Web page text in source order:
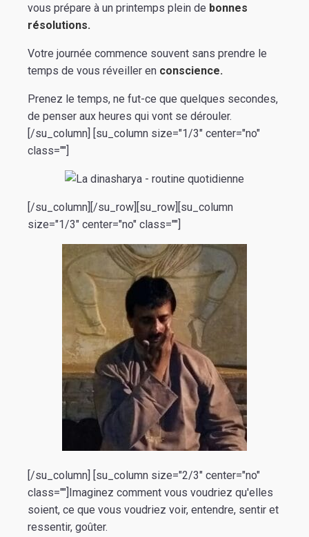
vous prépare à un printemps plein de bonnes
résolutions.
Votre journée commence souvent sans prendre le
temps de vous réveiller en conscience.
Prenez le temps, ne fut-ce que quelques secondes,
de penser aux heures qui vont se dérouler.
[/su_column] [su_column size="1/3" center="no"
class=""]
[/su_column][/su_row][su_row][su_column
size="1/3" center="no" class=""]
[/su_column] [su_column size="2/3" center="no"
class=""]Imaginez comment vous voudriez qu'elles
soient, ce que vous voudriez voir, entendre, sentir et
ressentir, goûter.